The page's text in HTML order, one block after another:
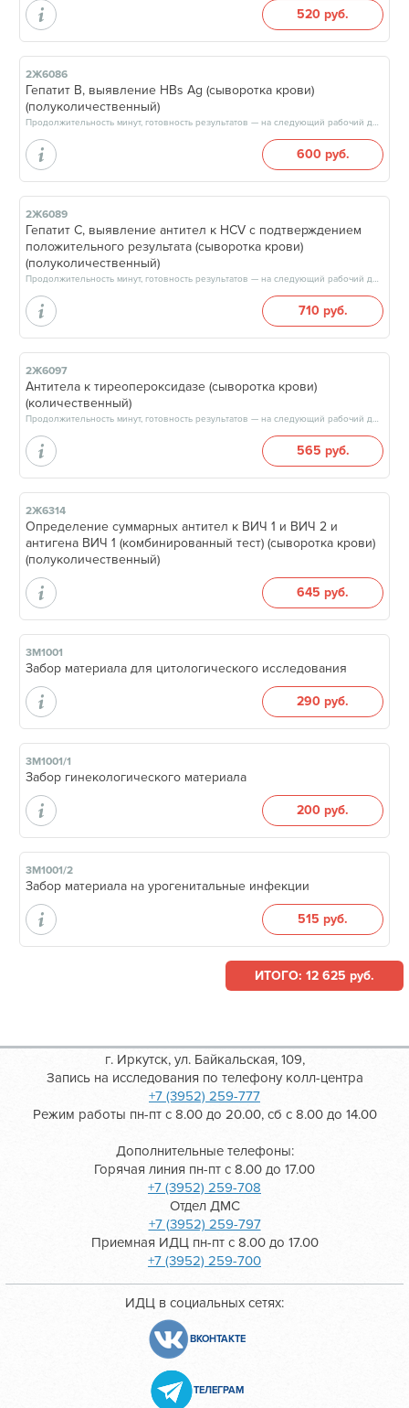
520 руб.
2Ж6086
Гепатит В, выявление HBs Ag (сыворотка крови)
(полуколичественный)
Продолжительность минут, готовность результатов — на следующий рабочий день, после 17:00
600 руб.
2Ж6089
Гепатит C, выявление антител к HCV с подтверждением
положительного результата (сыворотка крови)
(полуколичественный)
Продолжительность минут, готовность результатов — на следующий рабочий день, после 17:00
710 руб.
2Ж6097
Антитела к тиреопероксидазе (сыворотка крови)
(количественный)
Продолжительность минут, готовность результатов — на следующий рабочий день, после 17:00
565 руб.
2Ж6314
Определение суммарных антител к ВИЧ 1 и ВИЧ 2 и
антигена ВИЧ 1 (комбинированный тест) (сыворотка крови)
(полуколичественный)
645 руб.
3М1001
Забор материала для цитологического исследования
290 руб.
3М1001/1
Забор гинекологического материала
200 руб.
3М1001/2
Забор материала на урогенитальные инфекции
515 руб.
ИТОГО: 12 625 руб.
г. Иркутск, ул. Байкальская, 109,
Запись на исследования по телефону колл-центра
+7 (3952) 259-777
Режим работы пн-пт с 8.00 до 20.00, сб с 8.00 до 14.00
Дополнительные телефоны:
Горячая линия пн-пт с 8.00 до 17.00
+7 (3952) 259-708
Отдел ДМС
+7 (3952) 259-797
Приемная ИДЦ пн-пт с 8.00 до 17.00
+7 (3952) 259-700
ИДЦ в социальных сетях:
ВКОНТАКТЕ
ТЕЛЕГРАМ